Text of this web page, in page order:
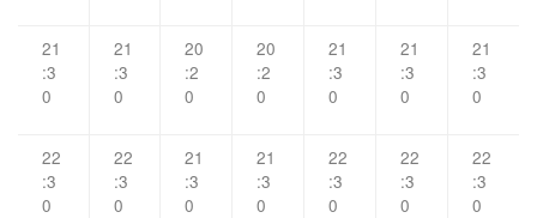
21
:3
0
21
:3
0
20
:2
0
20
:2
0
21
:3
0
21
:3
0
21
:3
0
22
:3
0
22
:3
0
21
:3
0
21
:3
0
22
:3
0
22
:3
0
22
:3
0